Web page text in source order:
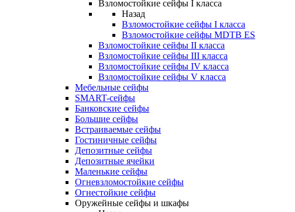
Взломостойкие сейфы I класса
Назад
Взломостойкие сейфы I класса
Взломостойкие сейфы MDTB ES
Взломостойкие сейфы II класса
Взломостойкие сейфы III класса
Взломостойкие сейфы IV класса
Взломостойкие сейфы V класса
Мебельные сейфы
SMART-сейфы
Банковские сейфы
Большие сейфы
Встраиваемые сейфы
Гостиничные сейфы
Депозитные сейфы
Депозитные ячейки
Маленькие сейфы
Огневзломостойкие сейфы
Огнестойкие сейфы
Оружейные сейфы и шкафы